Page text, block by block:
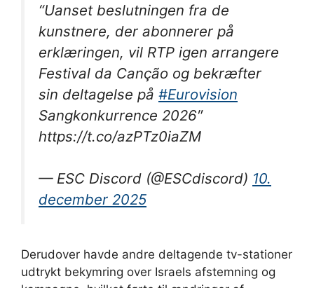
“Uanset beslutningen fra de
kunstnere, der abonnerer på
erklæringen, vil RTP igen arrangere
Festival da Canção og bekræfter
sin deltagelse på #Eurovision
Sangkonkurrence 2026″
https://t.co/azPTz0iaZM
— ESC Discord (@ESCdiscord) 10.
december 2025
Derudover havde andre deltagende tv-stationer
udtrykt bekymring over Israels afstemning og